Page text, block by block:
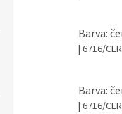
Barva:
| 6716/
Barva:
| 6716/